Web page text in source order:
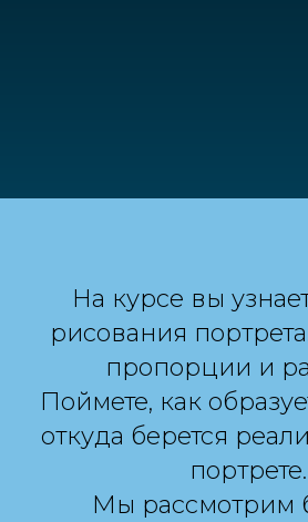
На курсе вы
рисования
пропорции и
Поймете, как
откуда берется
портрете.
Мы рассмотрим